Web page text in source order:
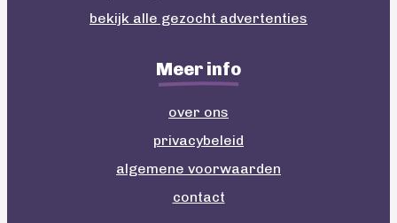
bekijk alle gezocht advertenties
Meer info
over ons
privacybeleid
algemene voorwaarden
contact